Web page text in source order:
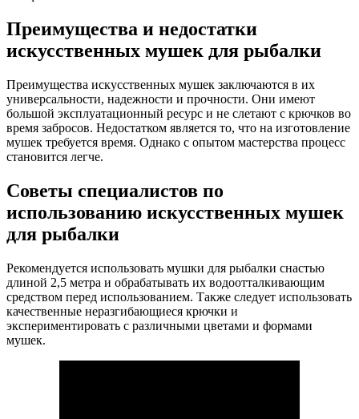
Преимущества и недостатки
искусственных мушек для рыбалки
Преимущества искусственных мушек заключаются в их
универсальности, надежности и прочности. Они имеют
большой эксплуатационный ресурс и не слетают с крючков во
время забросов. Недостатком является то, что на изготовление
мушек требуется время. Однако с опытом мастерства процесс
становится легче.
Советы специалистов по
использованию искусственных мушек
для рыбалки
Рекомендуется использовать мушки для рыбалки снастью
длиной 2,5 метра и обрабатывать их водоотталкивающим
средством перед использованием. Также следует использовать
качественные неразгибающиеся крючки и
экспериментировать с различными цветами и формами
мушек.